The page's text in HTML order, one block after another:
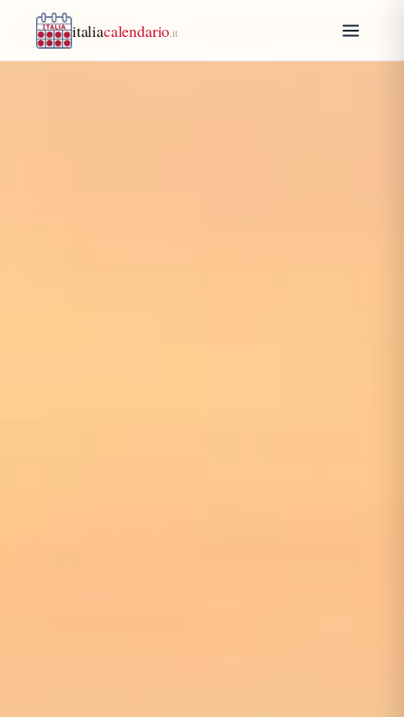
italiacalendario .it